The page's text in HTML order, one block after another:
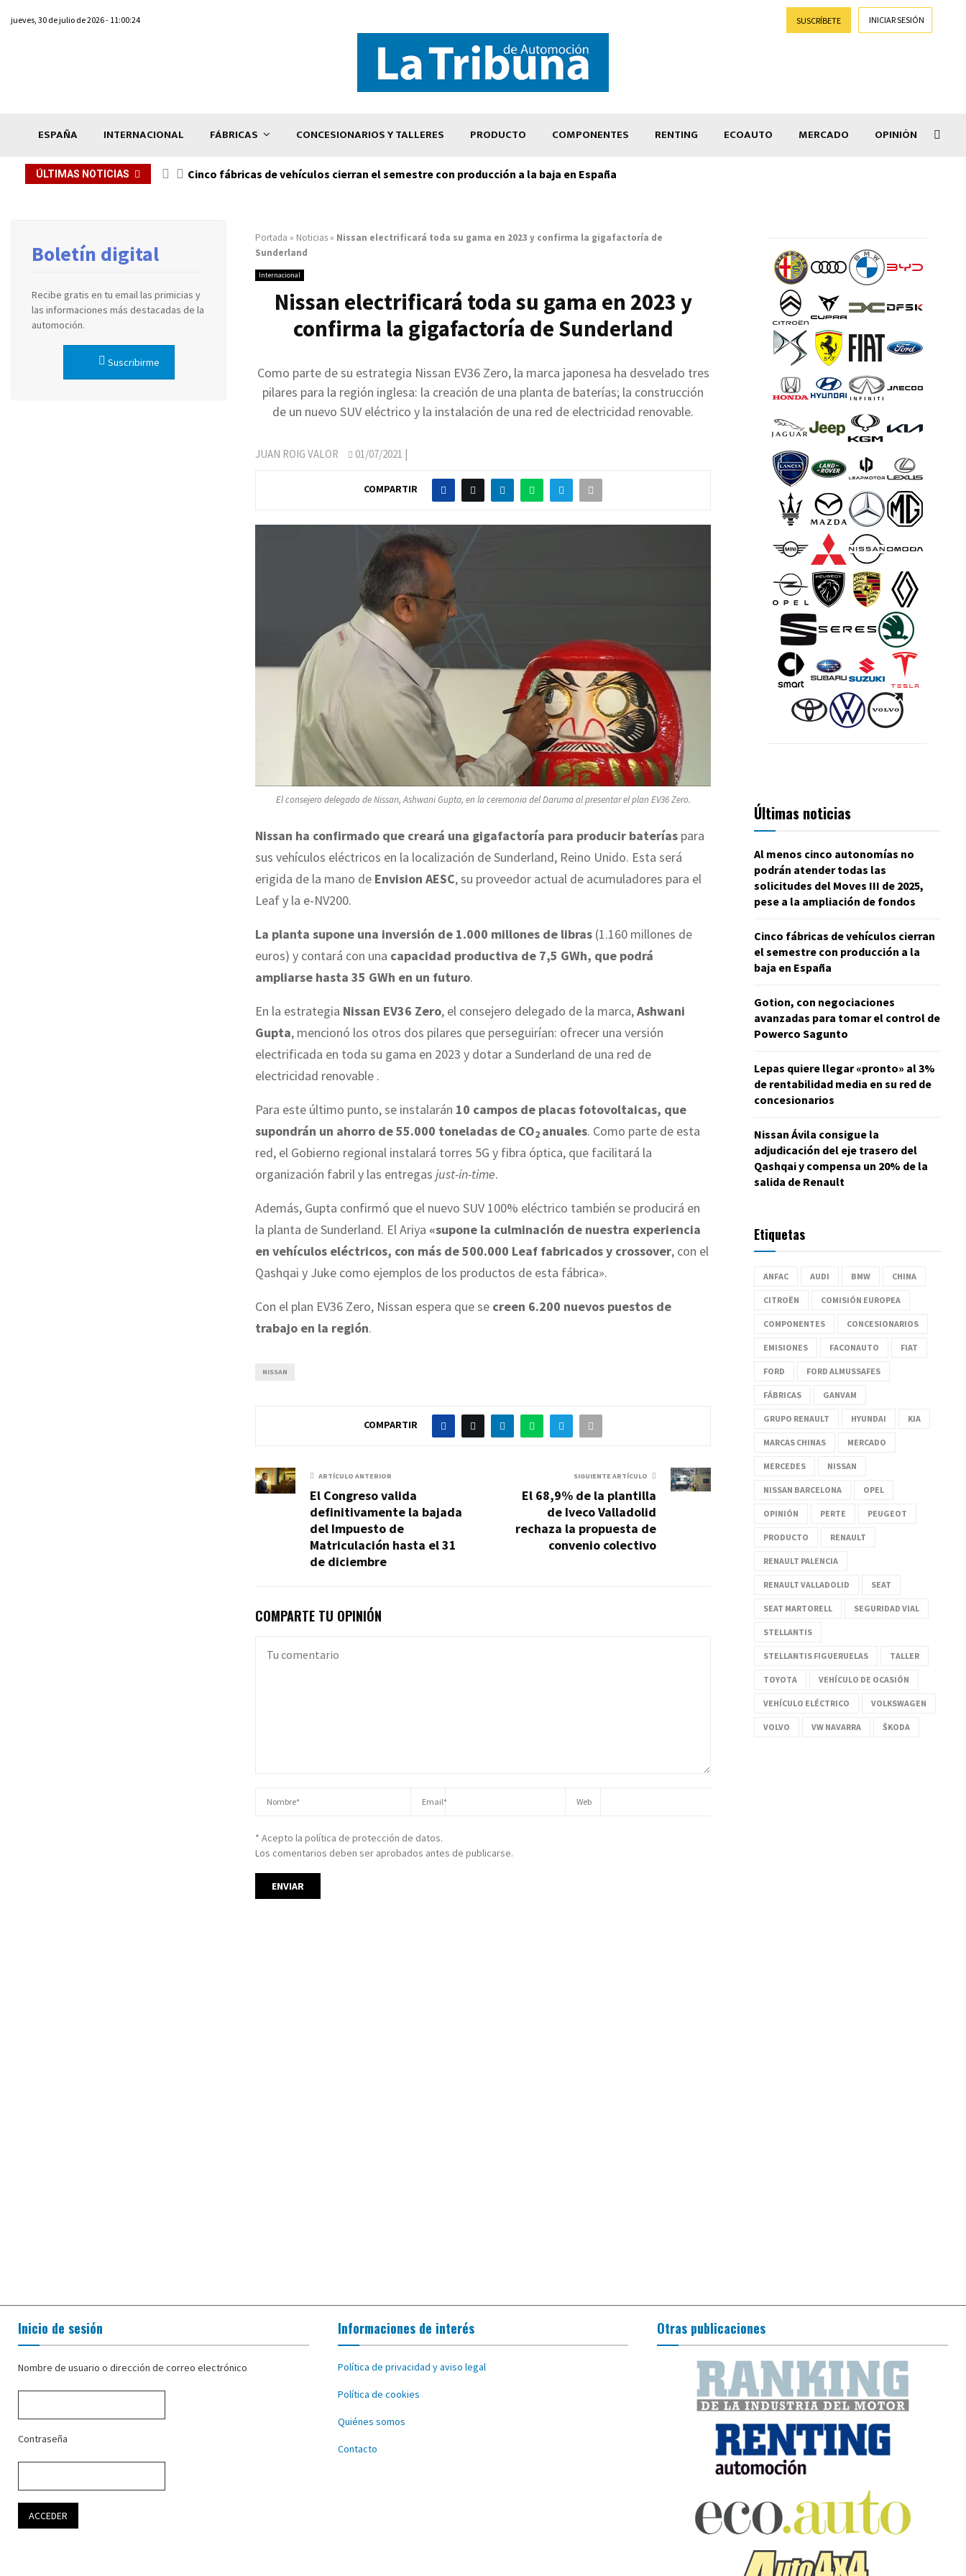
jueves, 30 de julio de 2026 - 11:00:24 SUSCRÍBETE INICIAR SESIÓN
ESPAÑA INTERNACIONAL FÁBRICAS CONCESIONARIOS Y TALLERES PRODUCTO COMPONENTES RENTING ECOAUTO MERCADO OPINIÓN
ÚLTIMAS NOTICIAS Cinco fábricas de vehículos cierran el semestre con producción a la baja en España
Portada » Noticias » Nissan electrificará toda su gama en 2023 y confirma la gigafactoría de
Sunderland
Internacional
Nissan electrificará toda su gama en 2023 y
confirma la gigafactoría de Sunderland
Como parte de su estrategia Nissan EV36 Zero, la marca japonesa ha desvelado tres
pilares para la región inglesa: la creación de una planta de baterías; la construcción
de un nuevo SUV eléctrico y la instalación de una red de electricidad renovable.
JUAN ROIG VALOR 01/07/2021 |
COMPARTIR
El consejero delegado de Nissan, Ashwani Gupta, en la ceremonia del Daruma al presentar el plan EV36 Zero.
Nissan ha confirmado que creará una gigafactoría para producir baterías para
sus vehículos eléctricos en la localización de Sunderland, Reino Unido. Esta será
erigida de la mano de Envision AESC, su proveedor actual de acumuladores para el
Leaf y la e-NV200.
La planta supone una inversión de 1.000 millones de libras (1.160 millones de
euros) y contará con una capacidad productiva de 7,5 GWh, que podrá
ampliarse hasta 35 GWh en un futuro.
En la estrategia Nissan EV36 Zero, el consejero delegado de la marca,Ashwani
Gupta, mencionó los otros dos pilares que perseguirían: ofrecer una versión
electrificada en toda su gama en 2023 y dotar a Sunderland de una red de
electricidad renovable .
Para este último punto, se instalarán 10 campos de placas fotovoltaicas, que
supondrán un ahorro de 55.000 toneladas de CO2 anuales. Como parte de esta
red, el Gobierno regional instalará torres 5G y fibra óptica, que facilitará la
organización fabril y las entregas just-in-time.
Además, Gupta confirmó que el nuevo SUV 100% eléctrico también se producirá en
la planta de Sunderland. El Ariya «supone la culminación de nuestra experiencia
en vehículos eléctricos, con más de 500.000 Leaf fabricados y crossover, con el
Qashqai y Juke como ejemplos de los productos de esta fábrica».
Con el plan EV36 Zero, Nissan espera que se creen 6.200 nuevos puestos de
trabajo en la región.
NISSAN
COMPARTIR
ARTÍCULO ANTERIOR
El Congreso valida
definitivamente la bajada
del Impuesto de
Matriculación hasta el 31
de diciembre
SIGUIENTE ARTÍCULO
El 68,9% de la plantilla
de Iveco Valladolid
rechaza la propuesta de
convenio colectivo
COMPARTE TU OPINIÓN
* Acepto la política de protección de datos.
Los comentarios deben ser aprobados antes de publicarse.
Boletín digital
Recibe gratis en tu email las primicias y
las informaciones más destacadas de la
automoción.
Suscribirme
Últimas noticias
Al menos cinco autonomías no
podrán atender todas las
solicitudes del Moves III de 2025,
pese a la ampliación de fondos
Cinco fábricas de vehículos cierran
el semestre con producción a la
baja en España
Gotion, con negociaciones
avanzadas para tomar el control de
Powerco Sagunto
Lepas quiere llegar «pronto» al 3%
de rentabilidad media en su red de
concesionarios
Nissan Ávila consigue la
adjudicación del eje trasero del
Qashqai y compensa un 20% de la
salida de Renault
Etiquetas
ANFAC AUDI BMW CHINA
CITROËN COMISIÓN EUROPEA
COMPONENTES CONCESIONARIOS
EMISIONES FACONAUTO FIAT
FORD FORD ALMUSSAFES
FÁBRICAS GANVAM
GRUPO RENAULT HYUNDAI KIA
MARCAS CHINAS MERCADO
MERCEDES NISSAN
NISSAN BARCELONA OPEL
OPINIÓN PERTE PEUGEOT
PRODUCTO RENAULT
RENAULT PALENCIA
RENAULT VALLADOLID SEAT
SEAT MARTORELL SEGURIDAD VIAL
STELLANTIS
STELLANTIS FIGUERUELAS TALLER
TOYOTA VEHÍCULO DE OCASIÓN
VEHÍCULO ELÉCTRICO VOLKSWAGEN
VOLVO VW NAVARRA ŠKODA
Inicio de sesión
Nombre de usuario o dirección de correo electrónico
Contraseña
Informaciones de interés
Política de privacidad y aviso legal
Política de cookies
Quiénes somos
Contacto
Otras publicaciones